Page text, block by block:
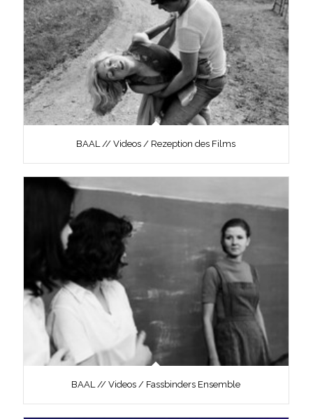
BAAL // Videos / Rezeption des Films
BAAL // Videos / Fassbinders Ensemble